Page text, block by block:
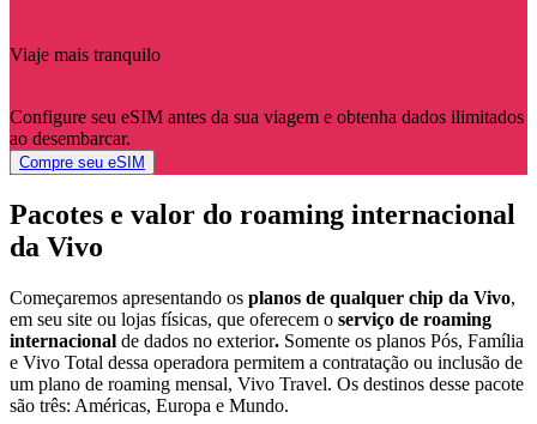
Viaje mais tranquilo
Configure seu eSIM antes da sua viagem e obtenha dados ilimitados
ao desembarcar.
Compre seu eSIM
Pacotes e valor do roaming internacional
da Vivo
Começaremos apresentando os planos de qualquer chip da Vivo,
em seu site ou lojas físicas, que oferecem o serviço de roaming
internacional de dados no exterior. Somente os planos Pós, Família
e Vivo Total dessa operadora permitem a contratação ou inclusão de
um plano de roaming mensal, Vivo Travel. Os destinos desse pacote
são três: Américas, Europa e Mundo.